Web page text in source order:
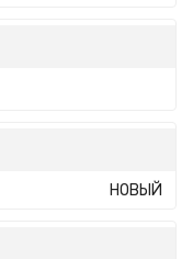
НОВЫЙ